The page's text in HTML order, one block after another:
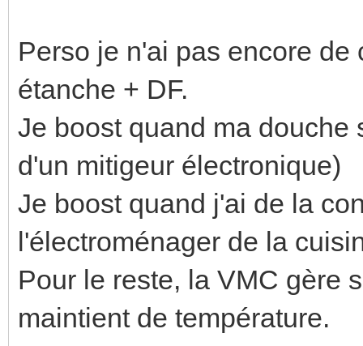
Perso je n'ai pas encore
étanche + DF.
Je boost quand ma douche
d'un mitigeur électronique)
Je boost quand j'ai de la
l'électroménager de la
Pour le reste, la VMC gère
maintient de température.